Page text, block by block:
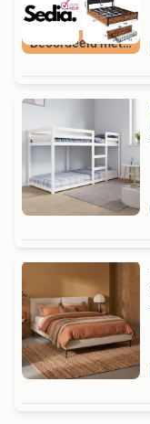
Beoordeeld met 9+